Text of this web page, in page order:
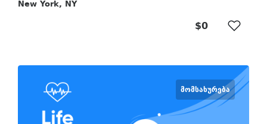
New York, NY
$0
ᲛᲝᲛᲡᲐᲮᲣᲠᲔᲑᲐ